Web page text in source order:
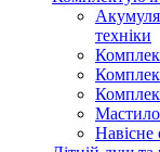
техніки
Мастило
Навісне